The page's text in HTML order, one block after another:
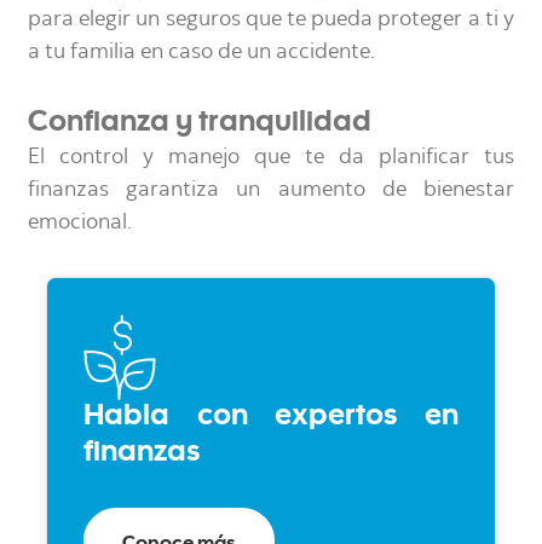
para elegir un seguros que te pueda proteger a ti y
a tu familia en caso de un accidente.
Confianza y tranquilidad
El control y manejo que te da planificar tus
finanzas garantiza un aumento de bienestar
emocional.
Habla con expertos en
finanzas